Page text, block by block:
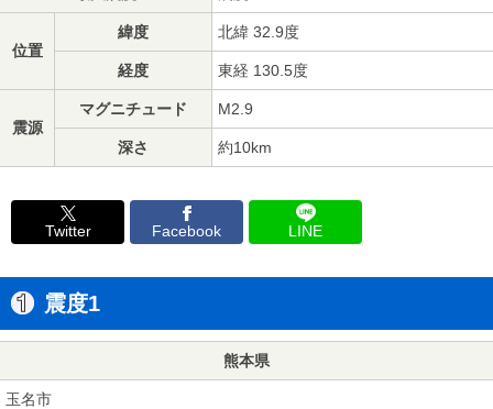
位置
緯度 北緯 32.9度
経度 東経 130.5度
震源
マグニチュード M2.9
深さ 約10km
Twitter Facebook LINE
震度1
熊本県
玉名市